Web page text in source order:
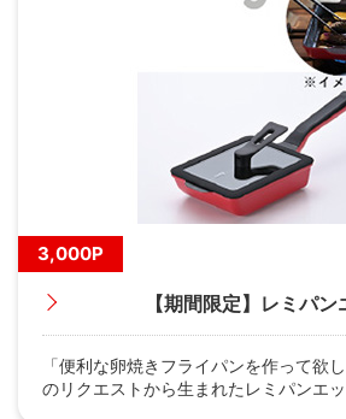
3,000P
【期間限定】レミパン
「便利な卵焼きフライパンを作って欲
のリクエストから生まれたレミパンエッ